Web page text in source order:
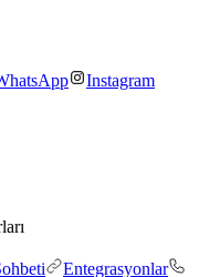
Instagram
Entegrasyonlar